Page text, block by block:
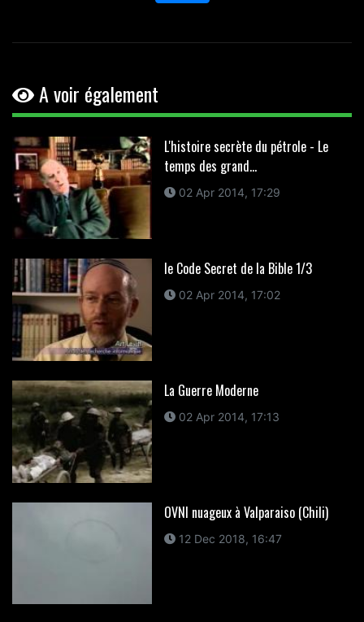
A voir également
L'histoire secrète du pétrole - Le
temps des grand...
02 Apr 2014, 17:29
le Code Secret de la Bible 1/3
02 Apr 2014, 17:02
La Guerre Moderne
02 Apr 2014, 17:13
OVNI nuageux à Valparaiso (Chili)
12 Dec 2018, 16:47